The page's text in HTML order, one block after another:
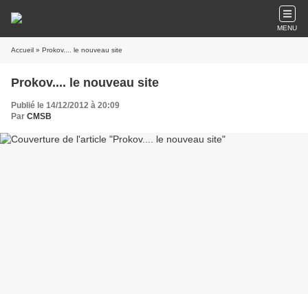
MENU
Accueil » Prokov.... le nouveau site
Prokov.... le nouveau site
Publié le 14/12/2012 à 20:09
Par CMSB